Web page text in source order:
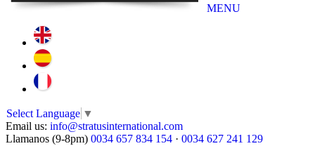
MENU
Select Language ▼
Email us: info@stratusinternational.com
Llamanos (9-8pm) 0034 657 834 154 · 0034 627 241 129